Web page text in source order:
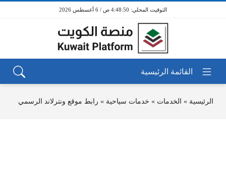
4:48:51 ص / 6 أغسطس 2026
الرئيسية » الخدمات » خدمات سياحية » رابط موقع ونترلاند الرسمي